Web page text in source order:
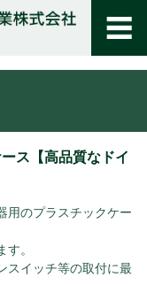
ス【高品質なドイ
用のプラスチックケー
。
スイッチ等の取付に最